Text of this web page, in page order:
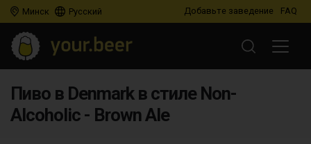
Минск Русский Добавьте заведение FAQ
Пиво в Denmark в стиле Non-
Alcoholic - Brown Ale